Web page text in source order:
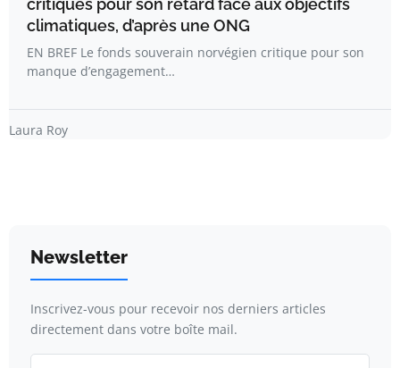
critiques pour son retard face aux objectifs
climatiques, d’après une ONG
EN BREF Le fonds souverain norvégien critique pour son
manque d’engagement…
Laura Roy
Newsletter
Inscrivez-vous pour recevoir nos derniers articles
directement dans votre boîte mail.